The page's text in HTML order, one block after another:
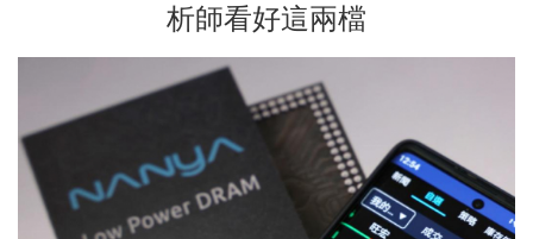
析師看好這兩檔